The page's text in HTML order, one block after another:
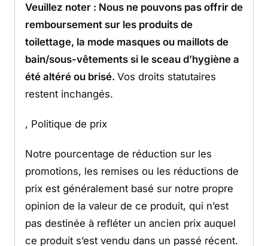
Veuillez noter : Nous ne pouvons pas offrir de
remboursement sur les produits de
toilettage, la mode masques ou maillots de
bain/sous-vêtements si le sceau d’hygiène a
été altéré ou brisé. Vos droits statutaires
restent inchangés.
, Politique de prix
Notre pourcentage de réduction sur les
promotions, les remises ou les réductions de
prix est généralement basé sur notre propre
opinion de la valeur de ce produit, qui n’est
pas destinée à refléter un ancien prix auquel
ce produit s’est vendu dans un passé récent.